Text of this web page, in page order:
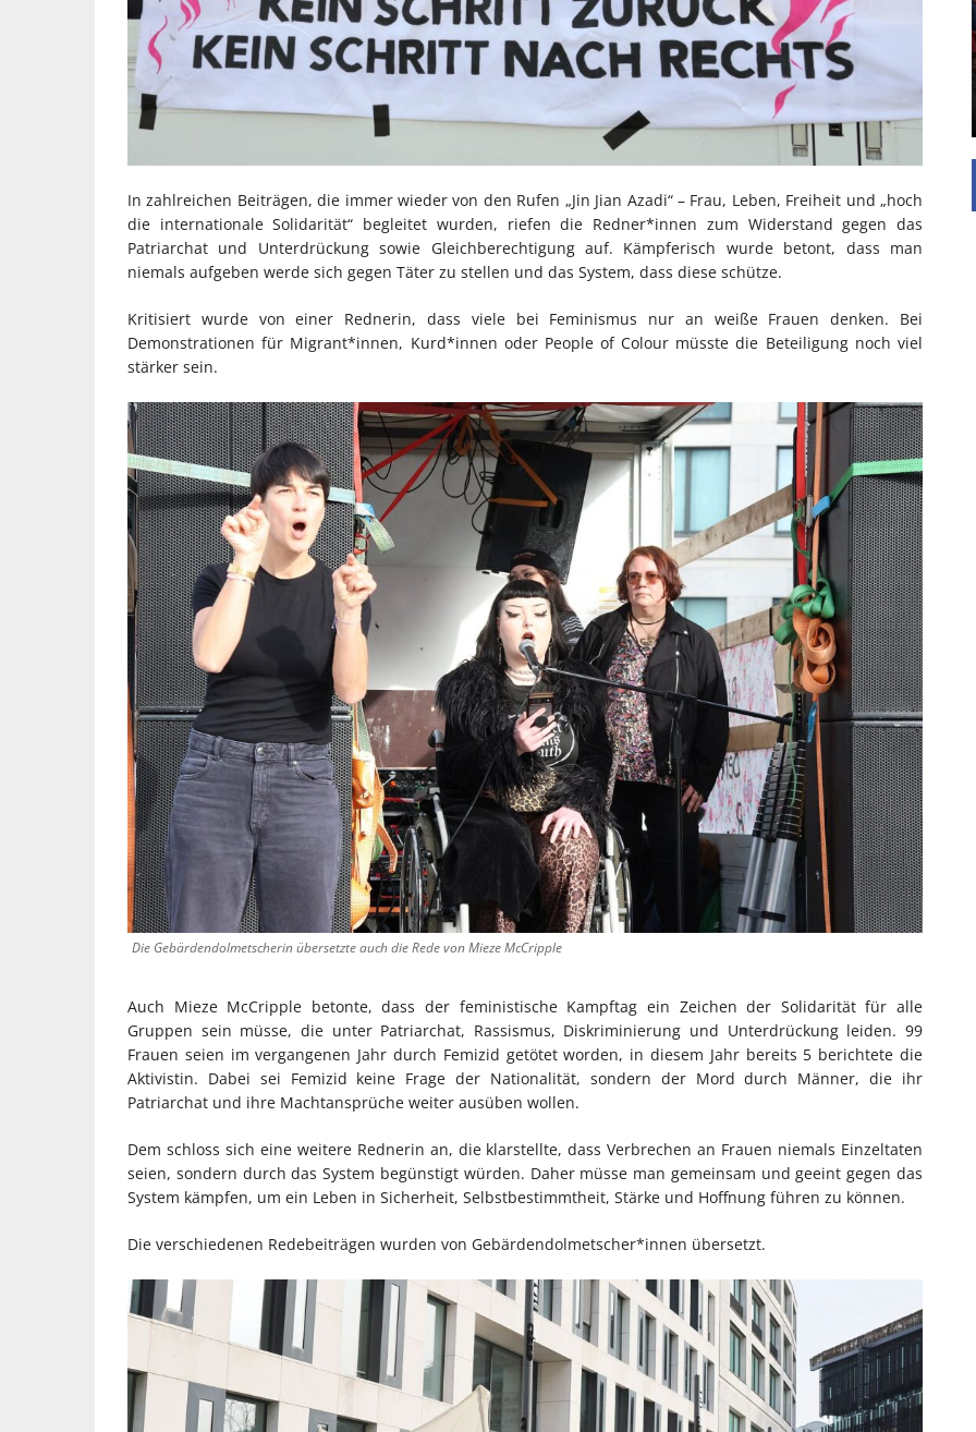
In zahlreichen Beiträgen, die immer wieder von den Rufen „Jin Jian Azadi“ – Frau, Leben, Freiheit und „hoch
die internationale Solidarität“ begleitet wurden, riefen die Redner*innen zum Widerstand gegen das
Patriarchat und Unterdrückung sowie Gleichberechtigung auf. Kämpferisch wurde betont, dass man
niemals aufgeben werde sich gegen Täter zu stellen und das System, dass diese schütze.
Kritisiert wurde von einer Rednerin, dass viele bei Feminismus nur an weiße Frauen denken. Bei
Demonstrationen für Migrant*innen, Kurd*innen oder People of Colour müsste die Beteiligung noch viel
stärker sein.
Die Gebärdendolmetscherin übersetzte auch die Rede von Mieze McCripple
Auch Mieze McCripple betonte, dass der feministische Kampftag ein Zeichen der Solidarität für alle
Gruppen sein müsse, die unter Patriarchat, Rassismus, Diskriminierung und Unterdrückung leiden. 99
Frauen seien im vergangenen Jahr durch Femizid getötet worden, in diesem Jahr bereits 5 berichtete die
Aktivistin. Dabei sei Femizid keine Frage der Nationalität, sondern der Mord durch Männer, die ihr
Patriarchat und ihre Machtansprüche weiter ausüben wollen.
Dem schloss sich eine weitere Rednerin an, die klarstellte, dass Verbrechen an Frauen niemals Einzeltaten
seien, sondern durch das System begünstigt würden. Daher müsse man gemeinsam und geeint gegen das
System kämpfen, um ein Leben in Sicherheit, Selbstbestimmtheit, Stärke und Hoffnung führen zu können.
Die verschiedenen Redebeiträgen wurden von Gebärdendolmetscher*innen übersetzt.
Die Inspiration des industriellen Chics sind die
Werkshallen des Industriezeitalters. Die Basis für
diesen Stil sind große Räume, schlicht gehalten
mit rustikalen Elementen und großen
Fensterflächen. Wie so vieles wurde ...